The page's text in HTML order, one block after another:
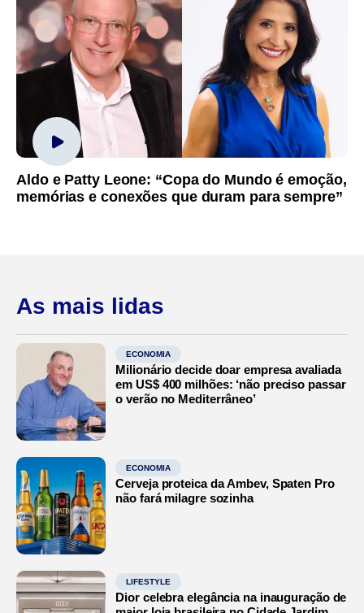
Aldo e Patty Leone: “Copa do Mundo é emoção,
memórias e conexões que duram para sempre”
As mais lidas
ECONOMIA
Milionário decide doar empresa avaliada
em US$ 400 milhões: ‘não preciso passar
o verão no Mediterrâneo’
ECONOMIA
Cerveja proteica da Ambev, Spaten Pro
não fará milagre sozinha
LIFESTYLE
Dior celebra elegância na inauguração de